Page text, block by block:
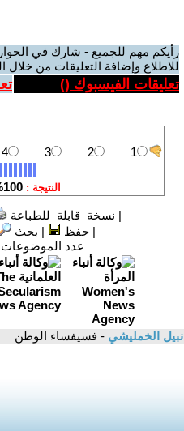
رأيكم مهم للجميع - شارك في
للاطلاع وإضافة التعليقات من خلال
تعليقات الفيسبوك ()
| نسخة قابلة للطباعة
|حفظ | بحث
عدد الموضوعات
نبيل الخمليشي - فسيفساء الوطن